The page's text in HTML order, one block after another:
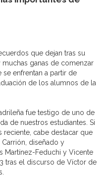
que dejan tras su
muchas ganas de comenzar
se enfrentan a partir de
de los alumnos de la
fue testigo de uno de
de nuestros estudiantes. Si
reciente, cabe destacar que
diseñado y
Martínez-Feduchi y Vicente
tras el discurso de Víctor de